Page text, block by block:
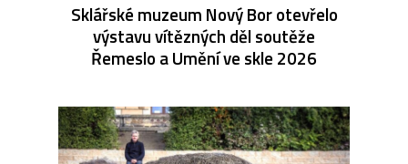
Sklářské muzeum Nový Bor otevřelo
výstavu vítězných děl soutěže
Řemeslo a Umění ve skle 2026